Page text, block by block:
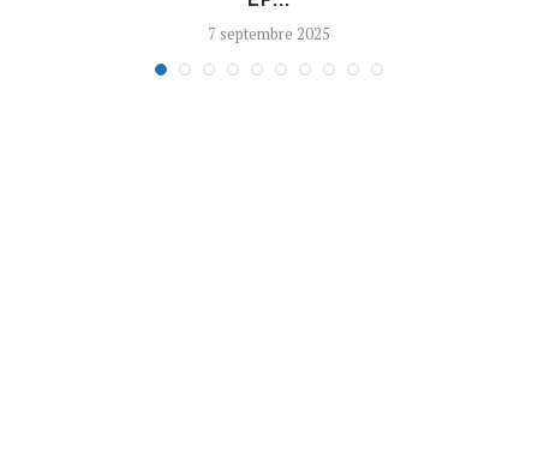
7 septembre 2025